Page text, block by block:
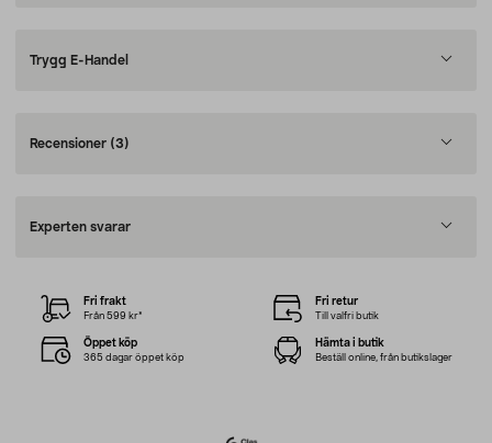
Trygg E-Handel
Recensioner (3)
Experten svarar
Fri frakt
Från 599 kr*
Fri retur
Till valfri butik
Öppet köp
365 dagar öppet köp
Hämta i butik
Beställ online, från butikslager